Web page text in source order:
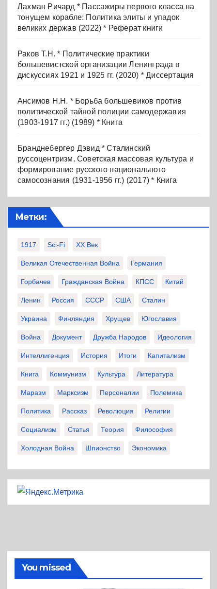
Лахман Ричард * Пассажиры первого класса на
тонущем корабле: Политика элиты и упадок
великих держав (2022) * Реферат книги
Раков Т.Н. * Политические практики
большевистской организации Ленинграда в
дискуссиях 1921 и 1925 гг. (2020) * Диссертация
Ансимов Н.Н. * Борьба большевиков против
политической тайной полиции самодержавия
(1903-1917 гг.) (1989) * Книга
Бранднебергер Дэвид * Сталинский
руссоцентризм. Советская массовая культура и
формирование русского национального
самосознания (1931-1956 гг.) (2017) * Книга
Метки:
1917 Sci-Fi XX Век
Великая Отечественная Война Германия
Горбачев Гражданская Война КПСС Китай
Ленин Россия СССР США Сталин
Украина Финляндия Хрущев Югославия
Война Документ Дружба Народов Идеология
Интеллигенция История Итоги Капитализм
Книга Коммунизм Культура Литература
Маразм Марксизм Персоналии Полемика
Политика Рассказ Революция Религии
Социализм Статья Теория Философия
Холодная Война Шпионство Экономика
You missed